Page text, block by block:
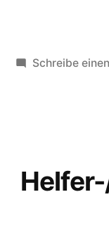
Schreibe